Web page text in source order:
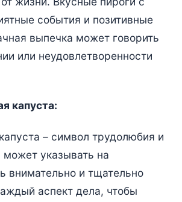
события и позитивные
выпечка может говорить
или неудовлетворенности
капуста:
– символ трудолюбия и
указывать на
внимательно и тщательно
аспект дела, чтобы